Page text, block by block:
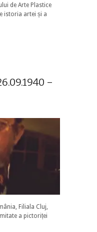
de Arte Plastice
istoria artei și a
–
Filiala Cluj,
a pictoriței